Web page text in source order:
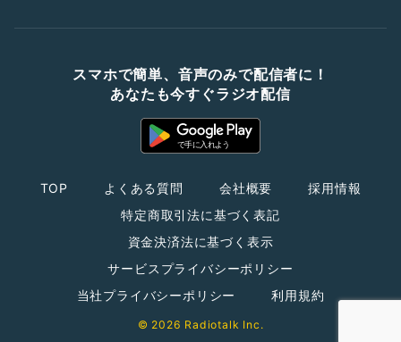
スマホで簡単、音声のみで配信者に！
あなたも今すぐラジオ配信
TOP よくある質問 会社概要
採用情報
特定商取引法に基づく表記
資金決済法に基づく表示
サービスプライバシーポリシー
当社プライバシーポリシー
利用規約
© 2026 Radiotalk Inc.